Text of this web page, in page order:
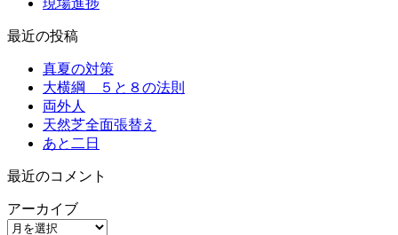
最近の投稿
真夏の対策
大横綱 ５と８の法則
両外人
天然芝全面張替え
あと二日
最近のコメント
アーカイブ
ア